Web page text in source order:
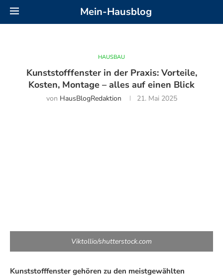
Mein-Hausblog
HAUSBAU
Kunststofffenster in der Praxis: Vorteile,
Kosten, Montage – alles auf einen Blick
von HausBlogRedaktion 21. Mai 2025
Viktollio/shutterstock.com
Kunststofffenster gehören zu den meistgewählten